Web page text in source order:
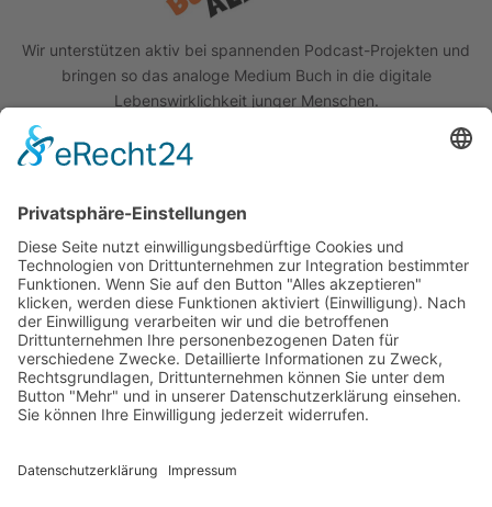
Wir unterstützen aktiv bei spannenden Podcast-Projekten und
bringen so das analoge Medium Buch in die digitale
Lebenswirklichkeit junger Menschen.
Best Practice
Termine
Büchereien
Weiterführende Schulen
Podcast
Abonniere unseren Newsletter